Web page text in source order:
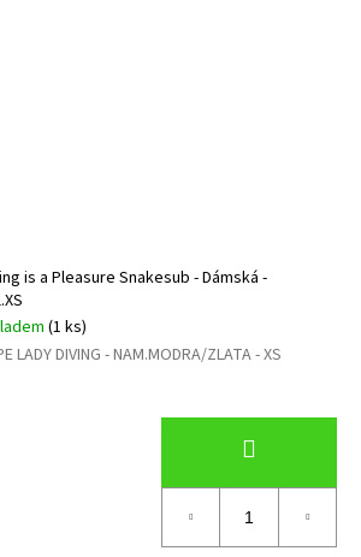
is a Pleasure Snakesub - Dámská -
(1 ks)
LADY DIVING - NAM.MODRA/ZLATA - XS